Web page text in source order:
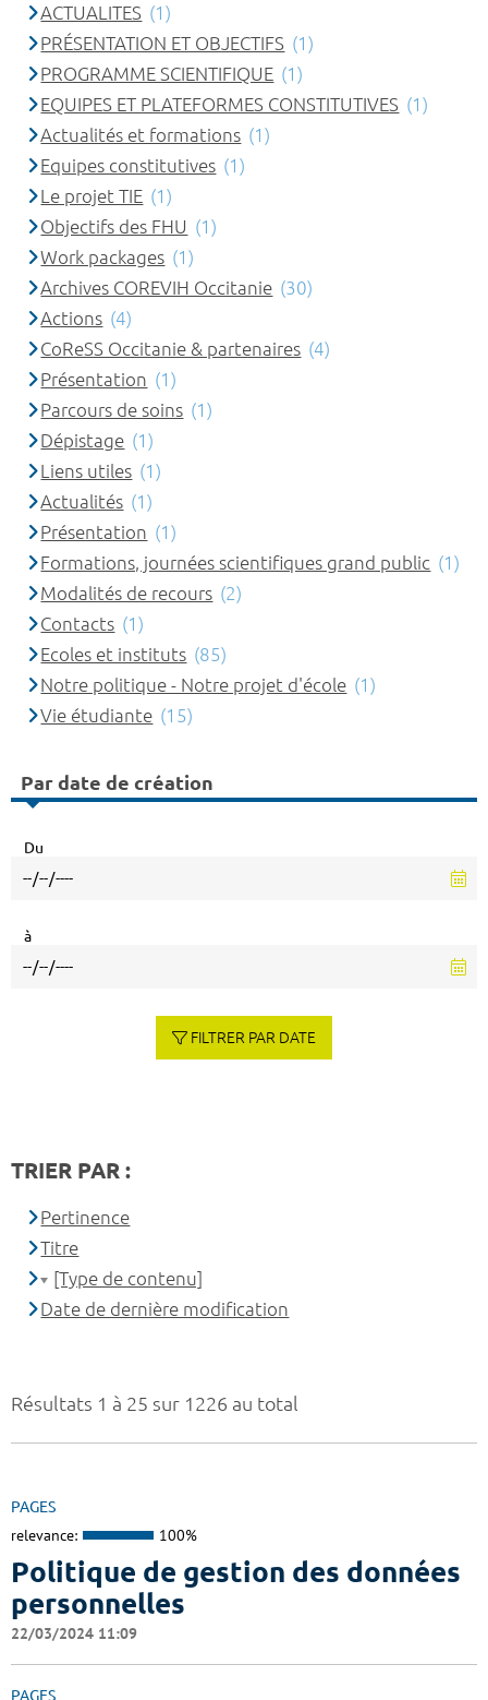
Résultats 1 à 25 sur 1226 au total
PAGES
relevance: 100%
Politique de gestion des données
personnelles
22/03/2024 11:09
PAGES
ACTUALITES (1)
PRÉSENTATION ET OBJECTIFS (1)
PROGRAMME SCIENTIFIQUE (1)
EQUIPES ET PLATEFORMES CONSTITUTIVES (1)
Actualités et formations (1)
Equipes constitutives (1)
Le projet TIE (1)
Objectifs des FHU (1)
Work packages (1)
Archives COREVIH Occitanie (30)
Actions (4)
CoReSS Occitanie & partenaires (4)
Présentation (1)
Parcours de soins (1)
Dépistage (1)
Liens utiles (1)
Actualités (1)
Présentation (1)
Formations, journées scientifiques grand public (1)
Modalités de recours (2)
Contacts (1)
Ecoles et instituts (85)
Notre politique - Notre projet d'école (1)
Vie étudiante (15)
Par date de création
Du
à
FILTRER PAR DATE
TRIER PAR :
Pertinence
Titre
[Type de contenu]
Date de dernière modification